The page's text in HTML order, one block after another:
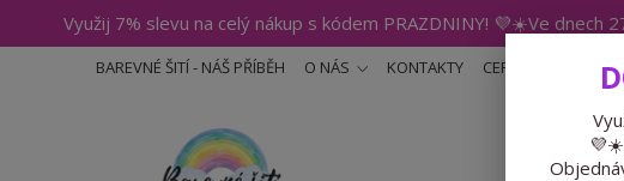
Využij 7% slevu na celý nákup s kódem PRAZDNINY! 💜☀️Ve
BAREVNÉ ŠITÍ - NÁŠ PŘÍBĚH O NÁS KONTAKTY CERTIFIKÁTY